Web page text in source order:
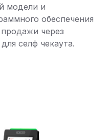
модели и
обеспечения
через
селф чекаута.